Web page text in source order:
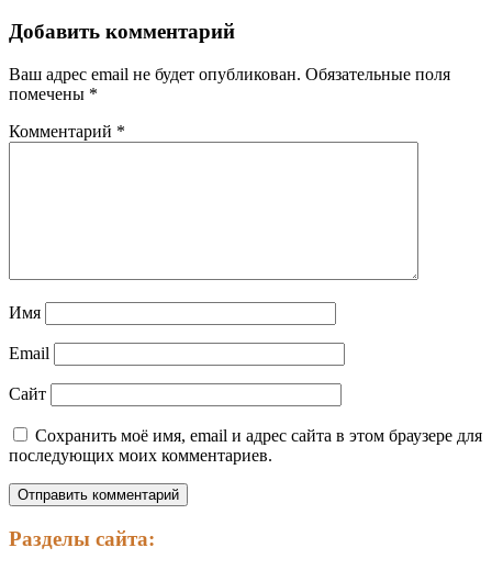
Добавить комментарий
Ваш адрес email не будет опубликован. Обязательные поля
помечены *
Комментарий *
Имя
Email
Сайт
Сохранить моё имя, email и адрес сайта в этом браузере для
последующих моих комментариев.
Разделы сайта: